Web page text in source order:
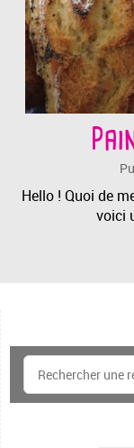
Hello ! Quoi de
voici